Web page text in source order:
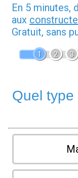
En 5 minutes,
aux
Gratuit, sans
1 2 3
Quel